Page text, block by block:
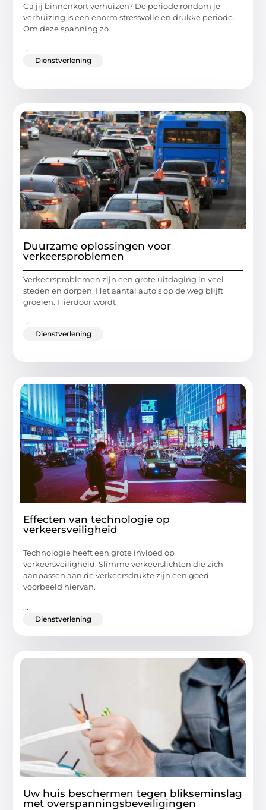
Ga jij binnenkort verhuizen? De periode rondom je
verhuizing is een enorm stressvolle en drukke periode.
Om deze spanning zo
...
Dienstverlening
Duurzame oplossingen voor
verkeersproblemen
Verkeersproblemen zijn een grote uitdaging in veel
steden en dorpen. Het aantal auto’s op de weg blijft
groeien. Hierdoor wordt
...
Dienstverlening
Effecten van technologie op
verkeersveiligheid
Technologie heeft een grote invloed op
verkeersveiligheid. Slimme verkeerslichten die zich
aanpassen aan de verkeersdrukte zijn een goed
voorbeeld hiervan.
...
Dienstverlening
Uw huis beschermen tegen blikseminslag
met overspanningsbeveiligingen